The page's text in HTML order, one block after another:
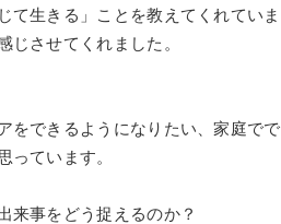
て生きる」ことを教えてくれていま
させてくれました。
をできるようになりたい、家庭でで
っています。
事をどう捉えるのか？